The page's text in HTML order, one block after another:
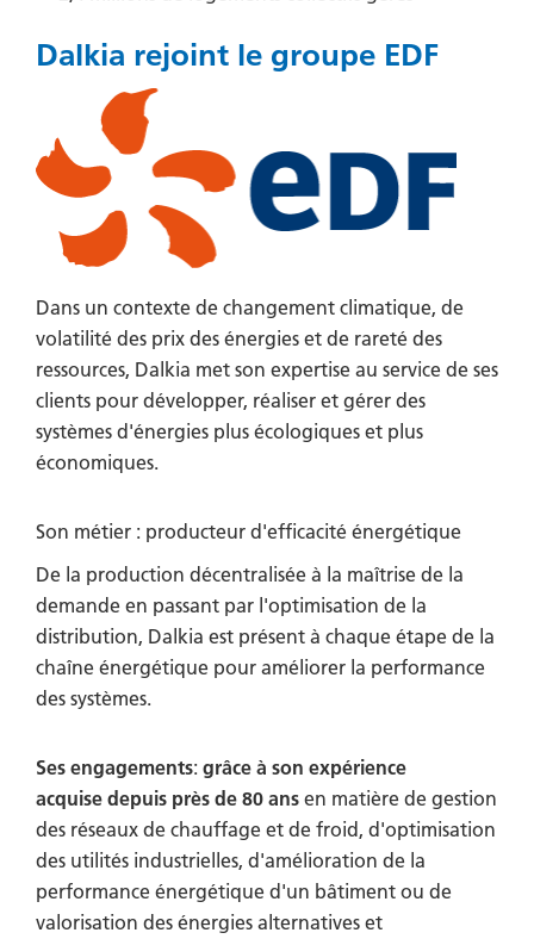
Dalkia rejoint le groupe EDF
Dans un contexte de changement climatique, de
volatilité des prix des énergies et de rareté des
ressources, Dalkia met son expertise au service de ses
clients pour développer, réaliser et gérer des
systèmes d'énergies plus écologiques et plus
économiques.
Son métier : producteur d'efficacité énergétique
De la production décentralisée à la maîtrise de la
demande en passant par l'optimisation de la
distribution, Dalkia est présent à chaque étape de la
chaîne énergétique pour améliorer la performance
des systèmes.
Ses engagements: grâce à son expérience
acquise depuis près de 80 ans en matière de gestion
des réseaux de chauffage et de froid, d'optimisation
des utilités industrielles, d'amélioration de la
performance énergétique d'un bâtiment ou de
valorisation des énergies alternatives et